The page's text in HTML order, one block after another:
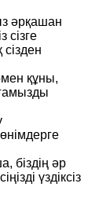
әрқашан
сізге
құны,
біздің әр
үздіксіз